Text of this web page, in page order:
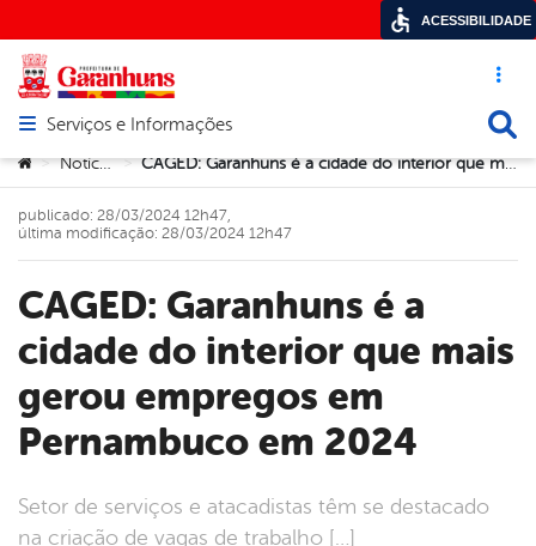
Acesso
Abrir menu principal de navegação
Serviços e Informações
Você está aqui:
> Notícias > CAGED: Garanhuns é a cidade do interior que mais gerou empregos em Pernambuco em 2024
CAGED: Garanhuns é a
cidade do interior que mais
gerou empregos em
Pernambuco em 2024
Setor de serviços e atacadistas têm se destacado
na criação de vagas de trabalho […]
publicado: 28/03/2024 12h47,
última modificação: 28/03/2024 12h47
ACESSIBILIDADE